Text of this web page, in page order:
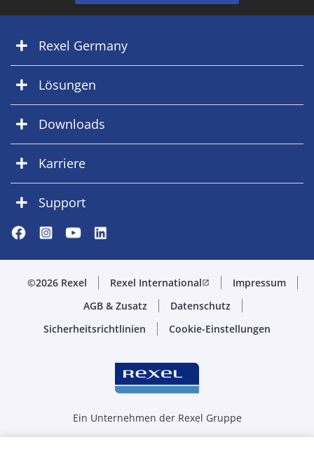
Rexel Germany
Lösungen
Downloads
Karriere
Support
©2026 Rexel Rexel Internationalopen_in_new
Impressum
AGB & Zusatz
Datenschutz
Sicherheitsrichtlinien
Cookie-Einstellungen
Ein Unternehmen der Rexel Gruppe